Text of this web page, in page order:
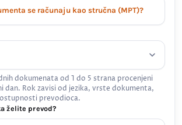
se računaju kao stručna (MPT)?
dokumenata od 1 do 5 strana procenjeni
dan. Rok zavisi od jezika, vrste dokumenta,
prevodioca.
želite prevod?